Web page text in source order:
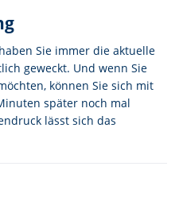
Sie immer die aktuelle
geweckt. Und wenn Sie
können Sie sich mit
später noch mal
lässt sich das